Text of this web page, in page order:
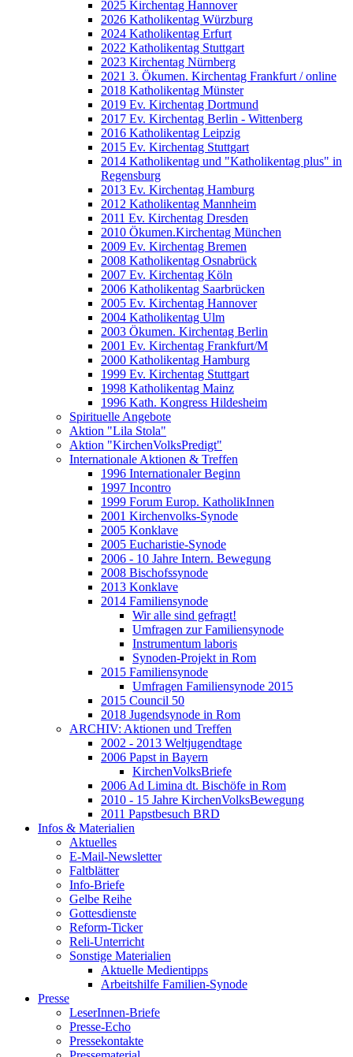
2025 Kirchentag Hannover
2026 Katholikentag Würzburg
2024 Katholikentag Erfurt
2022 Katholikentag Stuttgart
2023 Kirchentag Nürnberg
2021 3. Ökumen. Kirchentag Frankfurt / online
2018 Katholikentag Münster
2019 Ev. Kirchentag Dortmund
2017 Ev. Kirchentag Berlin - Wittenberg
2016 Katholikentag Leipzig
2015 Ev. Kirchentag Stuttgart
2014 Katholikentag und "Katholikentag plus" in
Regensburg
2013 Ev. Kirchentag Hamburg
2012 Katholikentag Mannheim
2011 Ev. Kirchentag Dresden
2010 Ökumen.Kirchentag München
2009 Ev. Kirchentag Bremen
2008 Katholikentag Osnabrück
2007 Ev. Kirchentag Köln
2006 Katholikentag Saarbrücken
2005 Ev. Kirchentag Hannover
2004 Katholikentag Ulm
2003 Ökumen. Kirchentag Berlin
2001 Ev. Kirchentag Frankfurt/M
2000 Katholikentag Hamburg
1999 Ev. Kirchentag Stuttgart
1998 Katholikentag Mainz
1996 Kath. Kongress Hildesheim
Spirituelle Angebote
Aktion "Lila Stola"
Aktion "KirchenVolksPredigt"
Internationale Aktionen & Treffen
1996 Internationaler Beginn
1997 Incontro
1999 Forum Europ. KatholikInnen
2001 Kirchenvolks-Synode
2005 Konklave
2005 Eucharistie-Synode
2006 - 10 Jahre Intern. Bewegung
2008 Bischofssynode
2013 Konklave
2014 Familiensynode
Wir alle sind gefragt!
Umfragen zur Familiensynode
Instrumentum laboris
Synoden-Projekt in Rom
2015 Familiensynode
Umfragen Familiensynode 2015
2015 Council 50
2018 Jugendsynode in Rom
ARCHIV: Aktionen und Treffen
2002 - 2013 Weltjugendtage
2006 Papst in Bayern
KirchenVolksBriefe
2006 Ad Limina dt. Bischöfe in Rom
2010 - 15 Jahre KirchenVolksBewegung
2011 Papstbesuch BRD
Infos & Materialien
Aktuelles
E-Mail-Newsletter
Faltblätter
Info-Briefe
Gelbe Reihe
Gottesdienste
Reform-Ticker
Reli-Unterricht
Sonstige Materialien
Aktuelle Medientipps
Arbeitshilfe Familien-Synode
Presse
LeserInnen-Briefe
Presse-Echo
Pressekontakte